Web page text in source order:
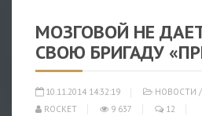
МОЗГОВОЙ НЕ
СВОЮ БРИГАДУ
10.11.2014 14:32:19 НОВОСТИ /
ROCKET
9 637 12